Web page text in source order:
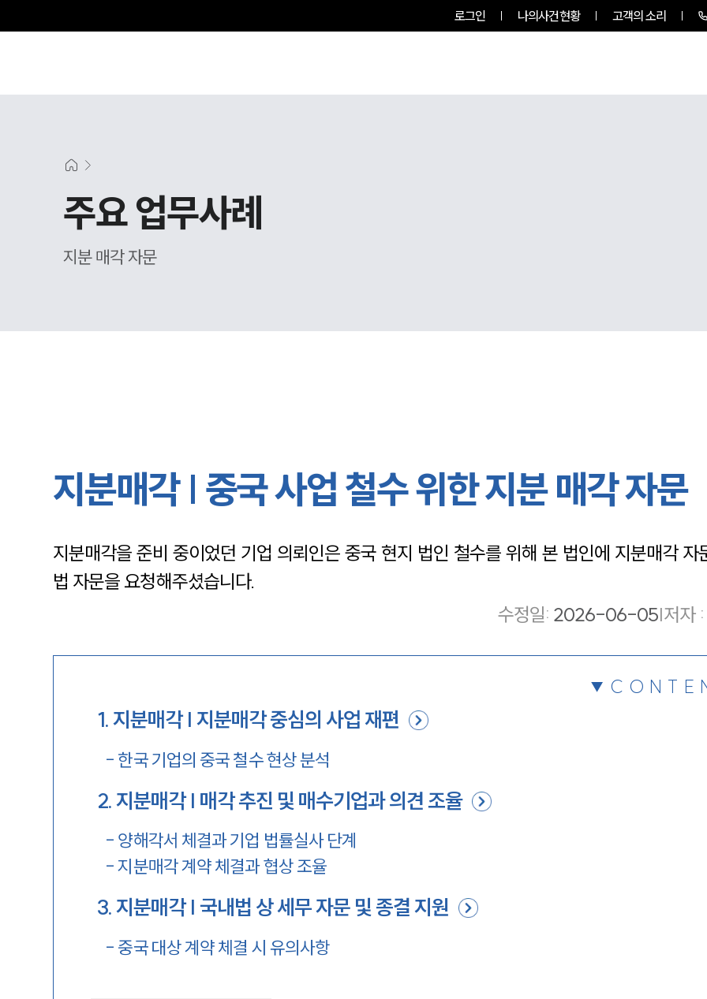
로그인 나의사건현황 고객의 소리
주요 업무사례
지분 매각 자문
지분매각 | 중국 사업 철수 위한 지분 매각 자문
지분매각을 준비 중이었던 기업 의뢰인은 중국 현지 법인 철수를 위해 본 법인에 지분매각 자
법 자문을 요청해주셨습니다.
수정일: 2026-06-05|저자 :
1.지분매각 | 지분매각 중심의 사업 재편
- 한국 기업의 중국 철수 현상 분석
2.지분매각 | 매각 추진 및 매수기업과 의견 조율
- 양해각서 체결과 기업 법률실사 단계
-지분매각 계약 체결과 협상 조율
3.지분매각 | 국내법 상 세무 자문 및 종결 지원
- 중국 대상 계약 체결 시 유의사항